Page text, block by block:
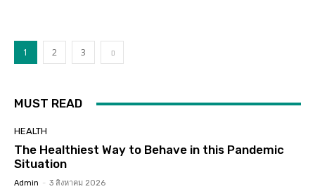
1 2 3
MUST READ
HEALTH
The Healthiest Way to Behave in this Pandemic
Situation
Admin - 3 สิงหาคม 2026